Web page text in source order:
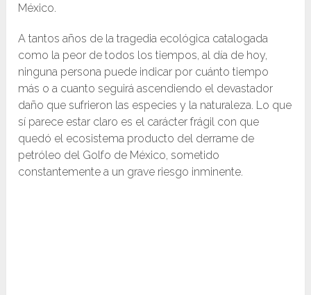
México.
A tantos años de la tragedia ecológica catalogada
como la peor de todos los tiempos, al día de hoy,
ninguna persona puede indicar por cuánto tiempo
más o a cuanto seguirá ascendiendo el devastador
daño que sufrieron las especies y la naturaleza. Lo que
sí parece estar claro es el carácter frágil con que
quedó el ecosistema producto del derrame de
petróleo del Golfo de México, sometido
constantemente a un grave riesgo inminente.